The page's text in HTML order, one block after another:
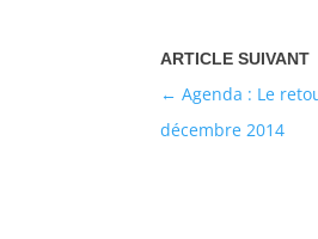
Agenda : Le
décembre 2014